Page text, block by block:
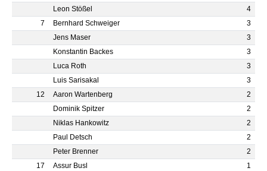
Leon Stößel
4
7
Bernhard Schweiger
3
Jens Maser
3
Konstantin Backes
3
Luca Roth
3
Luis Sarisakal
3
12
Aaron Wartenberg
2
Dominik Spitzer
2
Niklas Hankowitz
2
Paul Detsch
2
Peter Brenner
2
17
Assur Busl
1